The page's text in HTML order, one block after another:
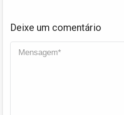
Deixe um comentário